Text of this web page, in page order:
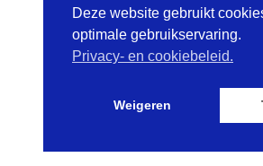
Deze website gebruikt
optimale gebruikservaring.
Privacy- en cookiebeleid.
Weigeren